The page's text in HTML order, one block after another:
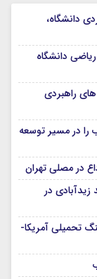
دانشگاه،
دانشگاه
راهبردی
بناب را در مسیر توسعه
در مصلی تهران
در
تحمیلی آمریکا-